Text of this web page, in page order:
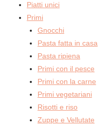
Piatti unici
Primi
Gnocchi
Pasta fatta in casa
Pasta ripiena
Primi con il pesce
Primi con la carne
Primi vegetariani
Risotti e riso
Zuppe e Vellutate